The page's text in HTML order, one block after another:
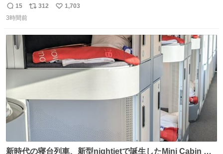
のミニチュア」 でも見ていってよ
返
信
15
リ
数
312
い
1,703
3時間前
新時代の寝台列車、新型nightjetで誕生したMini Cabin ま